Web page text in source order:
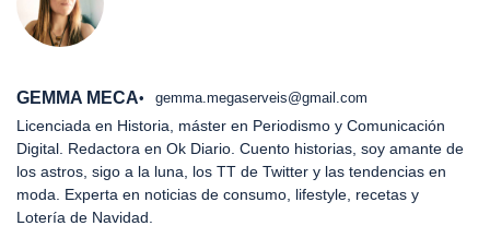
GEMMA MECA gemma.megaserveis@gmail.com
Licenciada en Historia, máster en Periodismo y Comunicación
Digital. Redactora en Ok Diario. Cuento historias, soy amante de
los astros, sigo a la luna, los TT de Twitter y las tendencias en
moda. Experta en noticias de consumo, lifestyle, recetas y
Lotería de Navidad.